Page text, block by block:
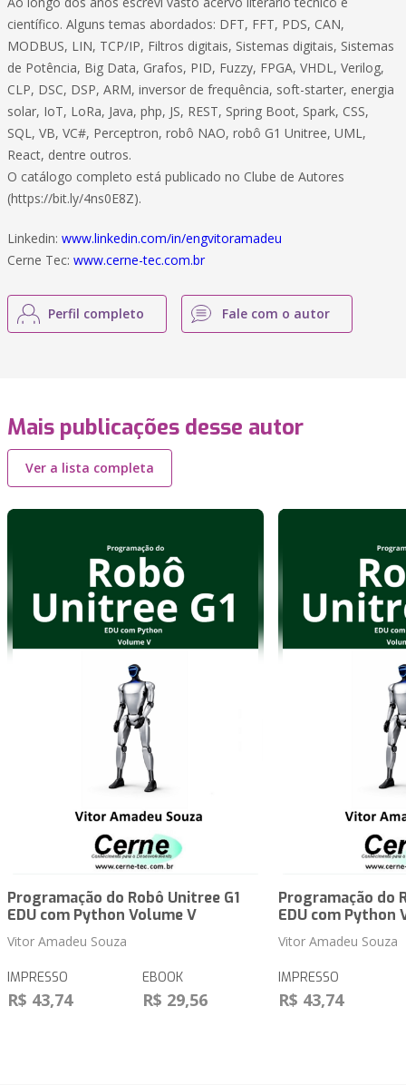
científico. Alguns temas abordados: DFT, FFT, PDS, CAN,
MODBUS, LIN, TCP/IP, Filtros digitais, Sistemas digitais, Sistemas
de Potência, Big Data, Grafos, PID, Fuzzy, FPGA, VHDL, Verilog,
CLP, DSC, DSP, ARM, inversor de frequência, soft-starter, energia
solar, IoT, LoRa, Java, php, JS, REST, Spring Boot, Spark, CSS,
SQL, VB, VC#, Perceptron, robô NAO, robô G1 Unitree, UML,
React, dentre outros.
O catálogo completo está publicado no Clube de Autores
(https://bit.ly/4ns0E8Z).
Linkedin: www.linkedin.com/in/engvitoramadeu
Cerne Tec: www.cerne-tec.com.br
Perfil completo Fale com o autor
Mais publicações desse autor
Ver a lista completa
Programação do Robô Unitree G1
EDU com Python Volume V
Vitor Amadeu Souza
IMPRESSO
R$ 43,74
EBOOK
R$ 29,56
Programação do
EDU com Python
Vitor Amadeu Souza
IMPRESSO
R$ 43,74